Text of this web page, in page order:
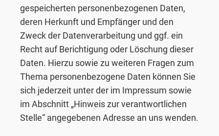
gespeicherten personenbezogenen Daten,
deren Herkunft und Empfänger und den
Zweck der Datenverarbeitung und ggf. ein
Recht auf Berichtigung oder Löschung dieser
Daten. Hierzu sowie zu weiteren Fragen zum
Thema personenbezogene Daten können Sie
sich jederzeit unter der im Impressum sowie
im Abschnitt „Hinweis zur verantwortlichen
Stelle“ angegebenen Adresse an uns wenden.